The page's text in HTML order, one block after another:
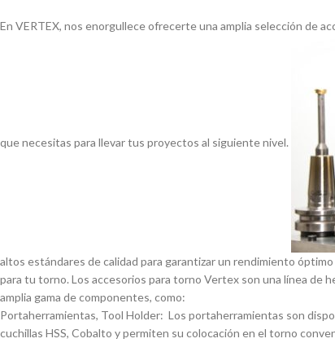
En VERTEX, nos enorgullece ofrecerte una amplia selección de
que necesitas para llevar tus proyectos al siguiente nivel.
altos estándares de calidad para garantizar un rendimiento
para tu torno. Los accesorios para torno Vertex son una lí­nea de
amplia gama de componentes, como:
Portaherramientas, Tool Holder: Los portaherramientas son
cuchillas HSS, Cobalto y permiten su colocación en el torno